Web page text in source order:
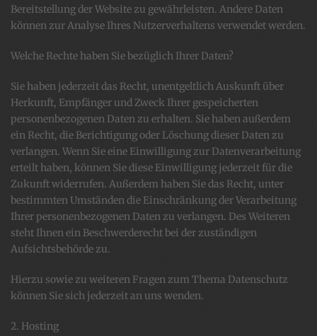
Bereitstellung der Website zu gewährleisten. Andere Daten
können zur Analyse Ihres Nutzerverhaltens verwendet werden.
Welche Rechte haben Sie bezüglich Ihrer Daten?
Sie haben jederzeit das Recht, unentgeltlich Auskunft über
Herkunft, Empfänger und Zweck Ihrer gespeicherten
personenbezogenen Daten zu erhalten. Sie haben außerdem
ein Recht, die Berichtigung oder Löschung dieser Daten zu
verlangen. Wenn Sie eine Einwilligung zur Datenverarbeitung
erteilt haben, können Sie diese Einwilligung jederzeit für die
Zukunft widerrufen. Außerdem haben Sie das Recht, unter
bestimmten Umständen die Einschränkung der Verarbeitung
Ihrer personenbezogenen Daten zu verlangen. Des Weiteren
steht Ihnen ein Beschwerderecht bei der zuständigen
Aufsichtsbehörde zu.
Hierzu sowie zu weiteren Fragen zum Thema Datenschutz
können Sie sich jederzeit an uns wenden.
2. Hosting